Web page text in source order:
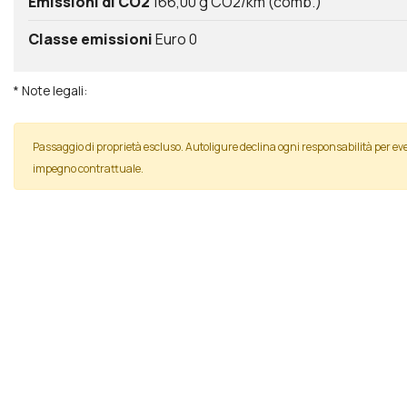
Classe emissioniEuro 0
* Note legali:
Passaggio di proprietà escluso. Autoligure declina ogni responsabilità per
impegno contrattuale.